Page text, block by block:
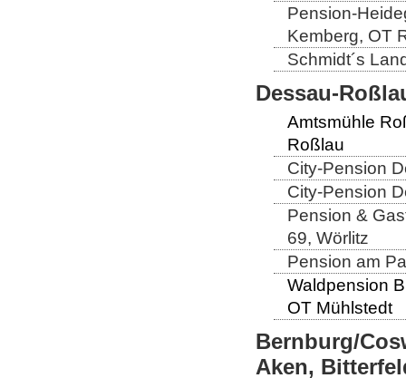
Pension-
Kemberg, OT
Schmidt´s
Dessau-
Amtsmühle
Roßlau
City-Pension
City-Pension
Pension &
69, Wörlitz
Pension am
Waldpension
OT Mühlstedt
Bernburg/
Aken,